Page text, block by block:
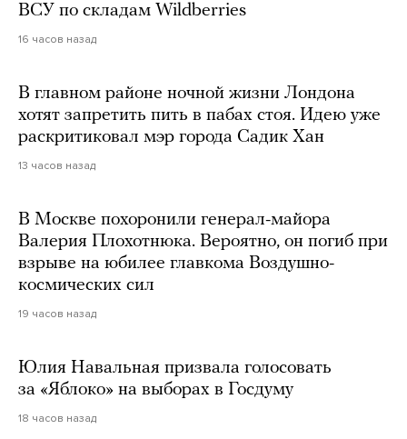
ВСУ по складам Wildberries
16 часов назад
В главном районе ночной жизни Лондона
хотят запретить пить в пабах стоя. Идею уже
раскритиковал мэр города Садик Хан
13 часов назад
В Москве похоронили генерал-майора
Валерия Плохотнюка. Вероятно, он погиб при
взрыве на юбилее главкома Воздушно-
космических сил
19 часов назад
Юлия Навальная призвала голосовать
за «Яблоко» на выборах в Госдуму
18 часов назад